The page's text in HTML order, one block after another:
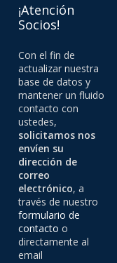
¡Atención
Socios!
Con el fin de
actualizar nuestra
base de datos y
mantener un fluido
contacto con
ustedes,
solicitamos nos
envíen su
dirección de
correo
electrónico, a
través de nuestro
formulario de
contacto o
directamente al
email